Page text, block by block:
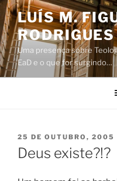
Saltar
para
o
conteúdo
LUÍS M.
RODRIGUES
Uma presença sobre
EaD e o que for surgindo…
PUBLICADO
EM
25 DE OUTUBRO, 2005
Deus existe?!?